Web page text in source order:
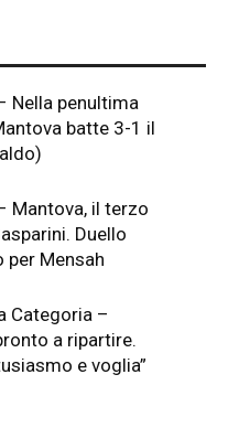
Nella penultima
batte 3-1 il
Mantova, il terzo
Duello
per Mensah
Categoria –
a ripartire.
e voglia”